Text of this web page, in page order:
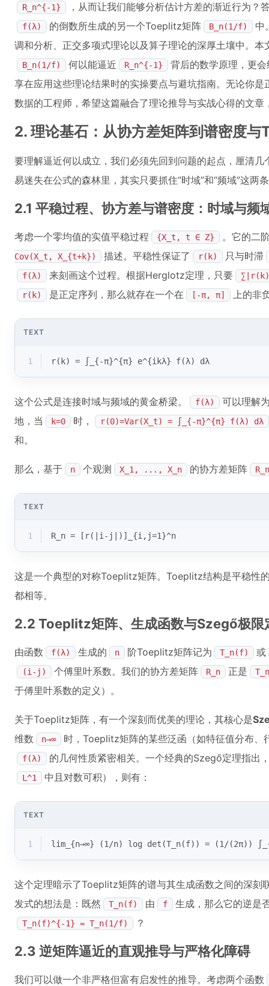
R_n^{-1} ，从而让我们能够分析估计方差的渐近行为？
f(λ) 的倒数所生成的另一个Toeplitz矩阵 B_n(1/f)
中
调和分析、正交多项式理论以及算子理论的深厚土壤中。
B_n(1/f) 何以能逼近 R_n^{-1}
背后的数学原理，更
享在应用这些理论结果时的实操要点与避坑指南。无论你
数据的工程师，希望这篇融合了理论推导与实战心得的文
2. 理论基石：从协方差矩阵到谱密度
要理解逼近何以成立，我们必须先回到问题的起点，厘清
易迷失在公式的森林里，其实只要抓住“时域”和“频域”这两
2.1 平稳过程、协方差与谱密度：时域与频
考虑一个零均值的实值平稳过程 {X_t, t ∈ Z} 。它的二
Cov(X_t, X_{t+k}) 描述。平稳性保证了 r(k) 只与时滞
f(λ) 来刻画这个过程。根据Herglotz定理，只要
r(k)
是正定序列，那么就存在一个在 [-π, π] 上的非
TEXT
1 r(k) = ∫_{-π}^{π} e^{ikλ} f(λ) dλ
这个公式是连接时域与频域的黄金桥梁。 f(λ)
可以理解
地，当
k=0 时， r(0)=Var(X_t) = ∫_{-π}^{π} f(λ) dλ
和。
那么，基于 n 个观测 X_1, ..., X_n 的协方差矩阵 R_n
TEXT
1 R_n = [r(|i-j|)]_{i,j=1}^n
这是一个典型的对称Toeplitz矩阵。Toeplitz结构是平稳性
都相等。
2.2 Toeplitz矩阵、生成函数与Szegő极限
由函数 f(λ) 生成的 n 阶Toeplitz矩阵记为 T_n(f) 或
(i-j) 个傅里叶系数。我们的协方差矩阵 R_n 正是
于傅里叶系数的定义）。
关于Toeplitz矩阵，有一个深刻而优美的理论，其核心是
维数
n→∞ 时，Toeplitz矩阵的某些泛函（如特征值分布、
f(λ) 的几何性质紧密相关。一个经典的Szegő定理指出
L^1 中且对数可积），则有：
TEXT
1 lim_{n→∞} (1/n) log det(T_n(f)) = (1/(2π))
这个定理暗示了Toeplitz矩阵的谱与其生成函数之间的深刻
发式的想法是：既然
T_n(f) 由 f 生成，那么它的逆是
T_n(f)^{-1} ≈ T_n(1/f) ？
2.3 逆矩阵逼近的直观推导与严格化障碍
我们可以做一个非严格但富有启发性的推导。考虑两个函数